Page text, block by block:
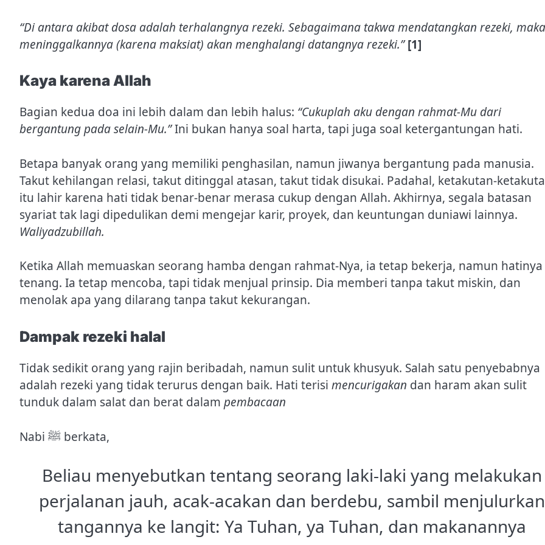
“Di antara akibat dosa adalah terhalangnya rezeki. Sebagaimana takwa mendatangkan rezeki, maka
meninggalkannya (karena maksiat) akan menghalangi datangnya rezeki.”[1]
Kaya karena Allah
Bagian kedua doa ini lebih dalam dan lebih halus: “Cukuplah aku dengan rahmat-Mu dari
bergantung pada selain-Mu.”Ini bukan hanya soal harta, tapi juga soal ketergantungan hati.
Betapa banyak orang yang memiliki penghasilan, namun jiwanya bergantung pada manusia.
Takut kehilangan relasi, takut ditinggal atasan, takut tidak disukai. Padahal, ketakutan-
itu lahir karena hati tidak benar-benar merasa cukup dengan Allah. Akhirnya, segala batasan
syariat tak lagi dipedulikan demi mengejar karir, proyek, dan keuntungan duniawi lainnya.
Waliyadzubillah.
Ketika Allah memuaskan seorang hamba dengan rahmat-Nya, ia tetap bekerja, namun hatinya
tenang. Ia tetap mencoba, tapi tidak menjual prinsip. Dia memberi tanpa takut miskin, dan
menolak apa yang dilarang tanpa takut kekurangan.
Dampak rezeki halal
Tidak sedikit orang yang rajin beribadah, namun sulit untuk khusyuk. Salah satu penyebabnya
adalah rezeki yang tidak terurus dengan baik. Hati terisi mencurigakan dan haram akan sulit
tunduk dalam salat dan berat dalam pembacaan
Nabi ﷺ berkata,
Beliau menyebutkan tentang seorang laki-laki yang melakukan
perjalanan jauh, acak-acakan dan berdebu, sambil menjulurkan
tangannya ke langit: Ya Tuhan, ya Tuhan, dan makanannya